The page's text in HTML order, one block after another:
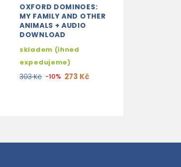
OXFORD DOMINOES:
MY FAMILY AND OTHER
ANIMALS + AUDIO
DOWNLOAD
skladem (ihned
expedujeme)
303 Kč -10% 273 Kč